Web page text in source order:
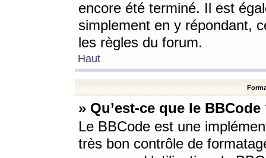
encore été terminé. Il est
simplement en y répondant,
les règles du forum.
Haut
» Qu’est-ce que le BBCode
Le BBCode est une
très bon contrôle de